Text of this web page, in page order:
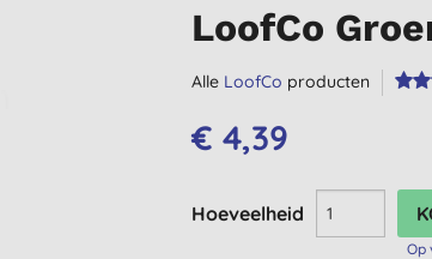
LoofCo
Alle LoofCo producten
€ 4,39
Hoeveelheid
Op